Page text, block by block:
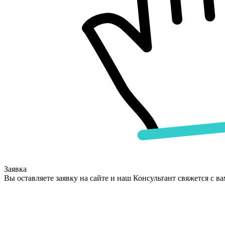
Заявка
Вы оставляете заявку на сайте и наш Консультант свяжется с